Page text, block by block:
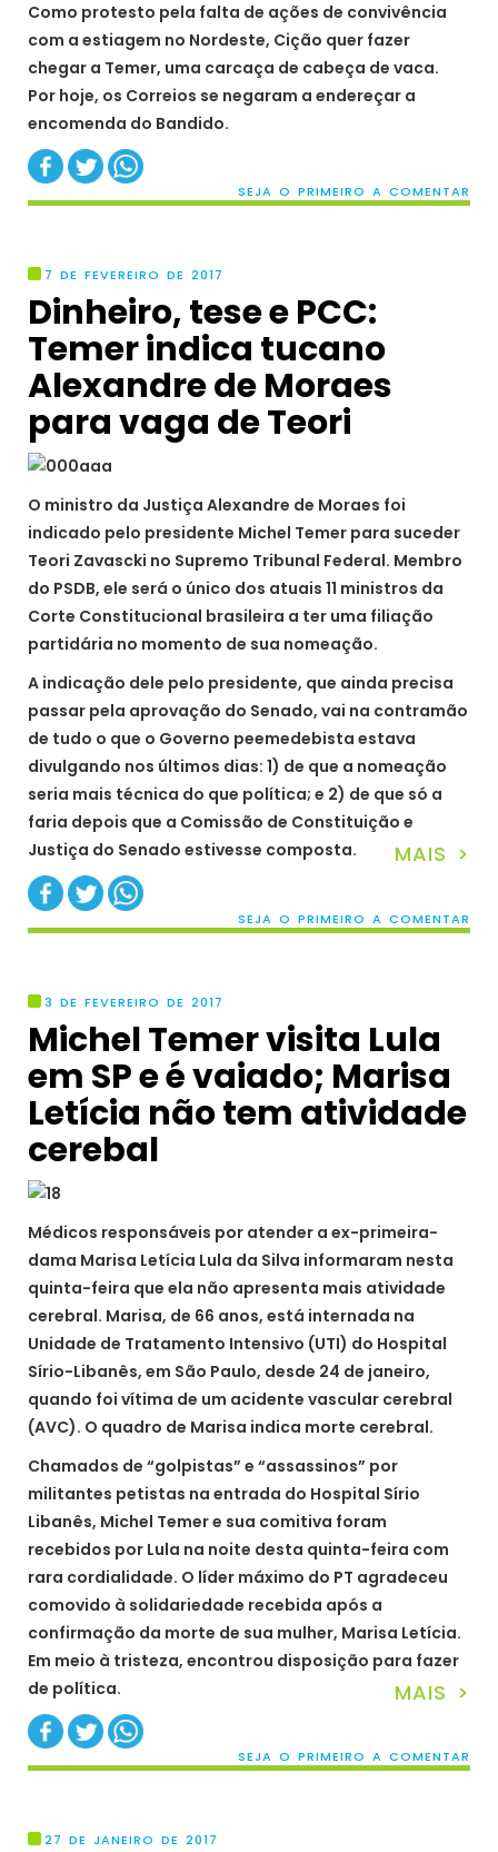
Como protesto pela falta de ações de convivência
com a estiagem no Nordeste, Cição quer fazer
chegar a Temer, uma carcaça de cabeça de vaca.
Por hoje, os Correios se negaram a endereçar a
encomenda do Bandido.
SEJA O PRIMEIRO A COMENTAR
7 DE FEVEREIRO DE 2017
Dinheiro, tese e PCC:
Temer indica tucano
Alexandre de Moraes
para vaga de Teori
O ministro da Justiça Alexandre de Moraes foi
indicado pelo presidente Michel Temer para suceder
Teori Zavascki no Supremo Tribunal Federal. Membro
do PSDB, ele será o único dos atuais 11 ministros da
Corte Constitucional brasileira a ter uma filiação
partidária no momento de sua nomeação.
A indicação dele pelo presidente, que ainda precisa
passar pela aprovação do Senado, vai na contramão
de tudo o que o Governo peemedebista estava
divulgando nos últimos dias: 1) de que a nomeação
seria mais técnica do que política; e 2) de que só a
faria depois que a Comissão de Constituição e
Justiça do Senado estivesse composta.
MAIS >
SEJA O PRIMEIRO A COMENTAR
3 DE FEVEREIRO DE 2017
Michel Temer visita Lula
em SP e é vaiado; Marisa
Letícia não tem atividade
cerebal
Médicos responsáveis por atender a ex-primeira-
dama Marisa Letícia Lula da Silva informaram nesta
quinta-feira que ela não apresenta mais atividade
cerebral. Marisa, de 66 anos, está internada na
Unidade de Tratamento Intensivo (UTI) do Hospital
Sírio-Libanês, em São Paulo, desde 24 de janeiro,
quando foi vítima de um acidente vascular cerebral
(AVC). O quadro de Marisa indica morte cerebral.
Chamados de “golpistas” e “assassinos” por
militantes petistas na entrada do Hospital Sírio
Libanês, Michel Temer e sua comitiva foram
recebidos por Lula na noite desta quinta-feira com
rara cordialidade. O líder máximo do PT agradeceu
comovido à solidariedade recebida após a
confirmação da morte de sua mulher, Marisa Letícia.
Em meio à tristeza, encontrou disposição para fazer
de política.
MAIS >
SEJA O PRIMEIRO A COMENTAR
27 DE JANEIRO DE 2017